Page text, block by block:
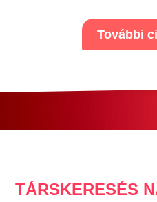
További
TÁRSKERESÉS